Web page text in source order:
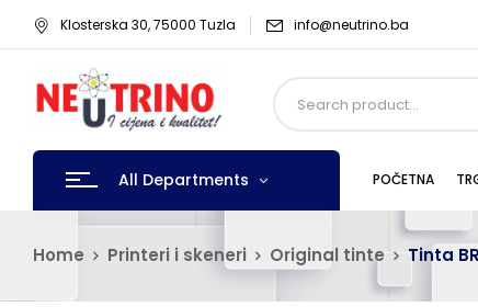
Klosterska 30, 75000 Tuzla info@neutrino.ba
All Departments POČETNA
Home Printeri i skeneri Original tinte Tinta